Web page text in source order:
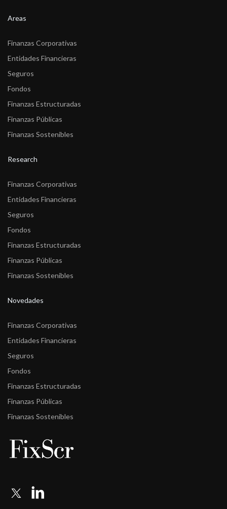
Areas
Finanzas Corporativas
Entidades Financieras
Seguros
Fondos
Finanzas Estructuradas
Finanzas Públicas
Finanzas Sostenibles
Research
Finanzas Corporativas
Entidades Financieras
Seguros
Fondos
Finanzas Estructuradas
Finanzas Públicas
Finanzas Sostenibles
Novedades
Finanzas Corporativas
Entidades Financieras
Seguros
Fondos
Finanzas Estructuradas
Finanzas Públicas
Finanzas Sostenibles